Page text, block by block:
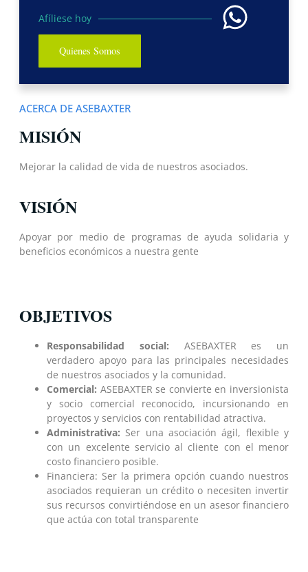
Afíliese hoy
Quienes Somos
ACERCA DE ASEBAXTER
MISIÓN
Mejorar la calidad de vida de nuestros asociados.
VISIÓN
Apoyar por medio de programas de ayuda solidaria y
beneficios económicos a nuestra gente
OBJETIVOS
Responsabilidad social: ASEBAXTER es un
verdadero apoyo para las principales necesidades
de nuestros asociados y la comunidad.
Comercial: ASEBAXTER se convierte en inversionista
y socio comercial reconocido, incursionando en
proyectos y servicios con rentabilidad atractiva.
Administrativa: Ser una asociación ágil, flexible y
con un excelente servicio al cliente con el menor
costo financiero posible.
Financiera: Ser la primera opción cuando nuestros
asociados requieran un crédito o necesiten invertir
sus recursos convirtiéndose en un asesor financiero
que actúa con total transparente